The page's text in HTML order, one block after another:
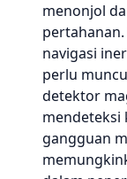
menonjol
navigasi
perlu
detektor
mendeteksi
gangguan